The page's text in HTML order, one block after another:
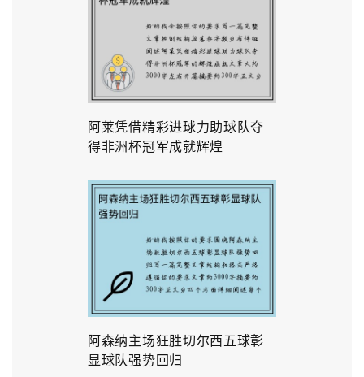
阿莱凭借精彩进球力助球队夺
得非洲杯冠军成就辉煌
阿森纳主场狂胜切尔西五球彰
显球队强势回归